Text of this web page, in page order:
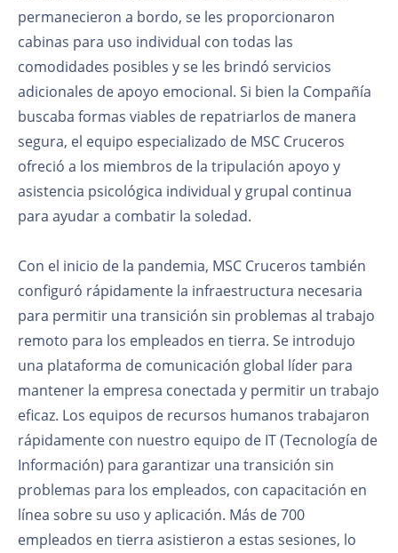
permanecieron a bordo, se les proporcionaron
cabinas para uso individual con todas las
comodidades posibles y se les brindó servicios
adicionales de apoyo emocional. Si bien la Compañía
buscaba formas viables de repatriarlos de manera
segura, el equipo especializado de MSC Cruceros
ofreció a los miembros de la tripulación apoyo y
asistencia psicológica individual y grupal continua
para ayudar a combatir la soledad.
Con el inicio de la pandemia, MSC Cruceros también
configuró rápidamente la infraestructura necesaria
para permitir una transición sin problemas al trabajo
remoto para los empleados en tierra. Se introdujo
una plataforma de comunicación global líder para
mantener la empresa conectada y permitir un trabajo
eficaz. Los equipos de recursos humanos trabajaron
rápidamente con nuestro equipo de IT (Tecnología de
Información) para garantizar una transición sin
problemas para los empleados, con capacitación en
línea sobre su uso y aplicación. Más de 700
empleados en tierra asistieron a estas sesiones, lo